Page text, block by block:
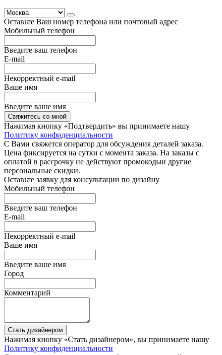
Оставьте Ваш номер телефона или почтовый адрес
Мобильный телефон
Введите ваш телефон
E-mail
Некорректный e-mail
Ваше имя
Введите ваше имя
Свяжитесь со мной
Нажимая кнопку «Подтвердить» вы принимаете нашу
Политику конфиденциальности
С Вами свяжется оператор для обсуждения деталей заказа.
Цена фиксируется на сутки с момента заказа. На заказы с
оплатой в рассрочку не действуют промокодыи другие
персональные скидки.
Оставьте заявку для консультации по дизайну
Мобильный телефон
Введите ваш телефон
E-mail
Некорректный e-mail
Ваше имя
Введите ваше имя
Город
Комментарий
Стать дизайнером
Нажимая кнопку «Стать дизайнером», вы принимаете нашу
Политику конфиденциальности